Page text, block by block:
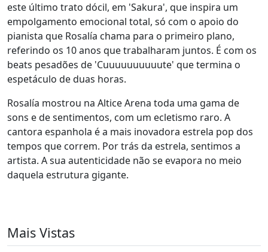
este último trato dócil, em 'Sakura', que inspira um
empolgamento emocional total, só com o apoio do
pianista que Rosalía chama para o primeiro plano,
referindo os 10 anos que trabalharam juntos. É com os
beats pesadões de 'Cuuuuuuuuuute' que termina o
espetáculo de duas horas.
Rosalía mostrou na Altice Arena toda uma gama de
sons e de sentimentos, com um ecletismo raro. A
cantora espanhola é a mais inovadora estrela pop dos
tempos que correm. Por trás da estrela, sentimos a
artista. A sua autenticidade não se evapora no meio
daquela estrutura gigante.
Mais Vistas